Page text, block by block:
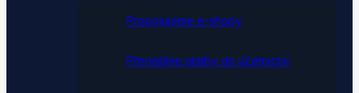
Propojujeme e-shopy
Přenášíme platby do účetnictví